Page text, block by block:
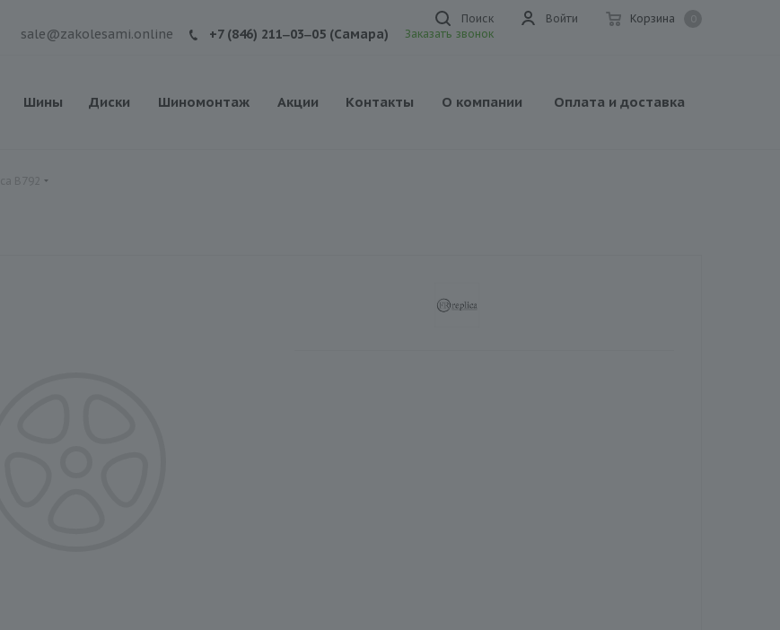
Корзина
Войти
Поиск
sale@zakolesami.online +7 (846) 211‒03‒05 (Самара) Заказать звонок
Шины Диски Шиномонтаж Акции Контакты О компании Оплата и доставка